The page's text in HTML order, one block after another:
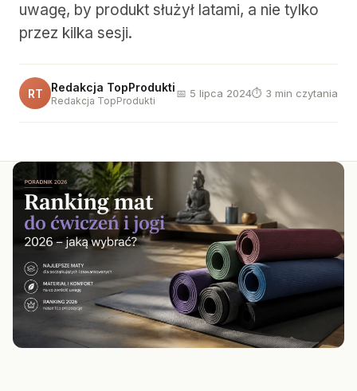
uwagę, by produkt służył latami, a nie tylko
przez kilka sesji.
RT Redakcja TopProdukti
Redakcja TopProdukti
📅 5 lipca 2024⏱ 3 min czytania